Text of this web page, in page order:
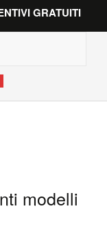
GRATUITI
modelli